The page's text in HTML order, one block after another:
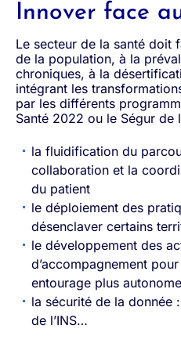
Innover face
Le secteur de la santé doit
de la population, à la
chroniques, à la
intégrant les
par les différents
Santé 2022 ou le Ségur de
la fluidification du
collaboration et la
du patient
le déploiement des
désenclaver certains
le développement des
d’accompagnement
entourage plus
la sécurité de la donnée
de l’INS…